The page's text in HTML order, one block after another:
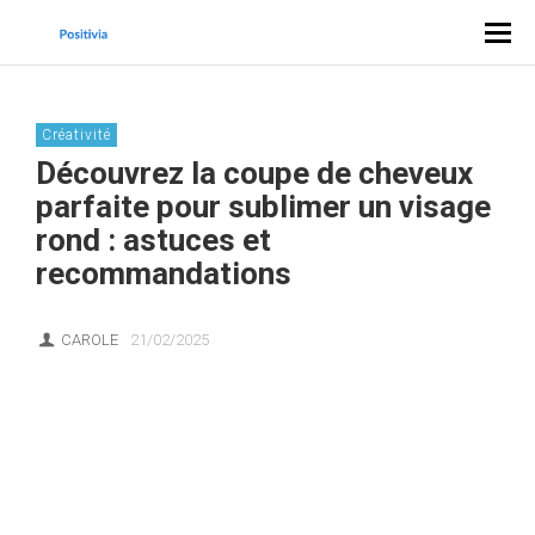
Créativité
Découvrez la coupe de cheveux
parfaite pour sublimer un visage
rond : astuces et
recommandations
CAROLE 21/02/2025